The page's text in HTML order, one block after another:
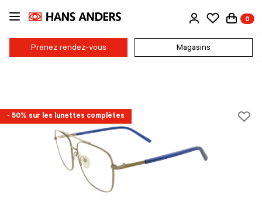
Passer
contenu
principal
0
Prenez rendez-vous Magasins
- 50% sur les lunettes complètes